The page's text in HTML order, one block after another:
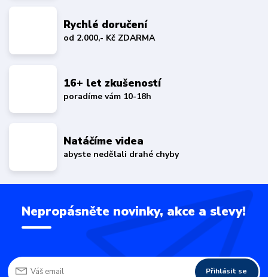
Rychlé doručení
od 2.000,- Kč ZDARMA
16+ let zkušeností
poradíme vám 10-18h
Natáčíme videa
abyste nedělali drahé chyby
Nepropásněte novinky, akce a slevy!
Přihlásit se